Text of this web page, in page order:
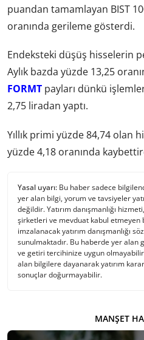
puandan tamamlayan BIST
oranında gerileme gösterdi.
Endeksteki düşüş hisselerin
Aylık bazda yüzde 13,25
FORMT payları dünkü
2,75 liradan yaptı.
Yıllık primi yüzde 84,74 olan
yüzde 4,18 oranında
Yasal uyarı: Bu haber sadece
yer alan bilgi, yorum ve tavsiyeler
değildir. Yatırım danışmanlığı
şirketleri ve mevduat kabul etmeyen
imzalanacak yatırım danışmanlığı
sunulmaktadır. Bu haberde yer
ve getiri tercihinize uygun
alan bilgilere dayanarak yatırım
sonuçlar doğurmayabilir.
MANŞET